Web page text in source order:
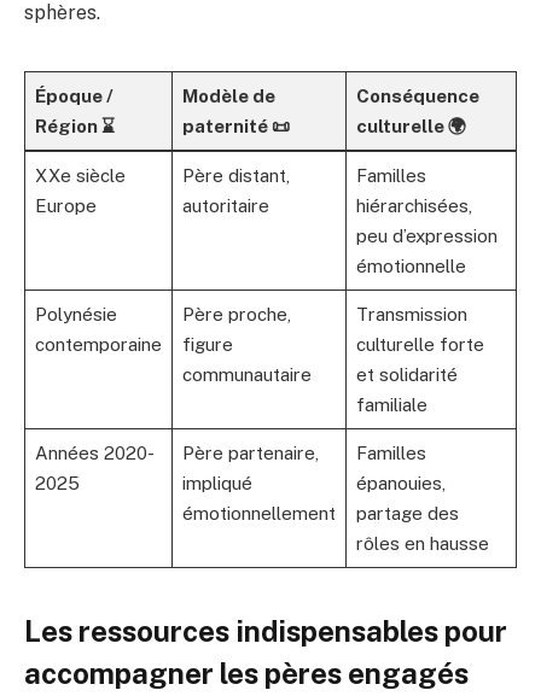
sphères.
Époque /
Région ⌛
Modèle de
paternité 📜
Conséquence
culturelle 🌍
XXe siècle
Europe
Père distant,
autoritaire
Familles
hiérarchisées,
peu d’expression
émotionnelle
Polynésie
contemporaine
Père proche,
figure
communautaire
Transmission
culturelle forte
et solidarité
familiale
Années 2020-
2025
Père partenaire,
impliqué
émotionnellement
Familles
épanouies,
partage des
rôles en hausse
Les ressources indispensables pour
accompagner les pères engagés